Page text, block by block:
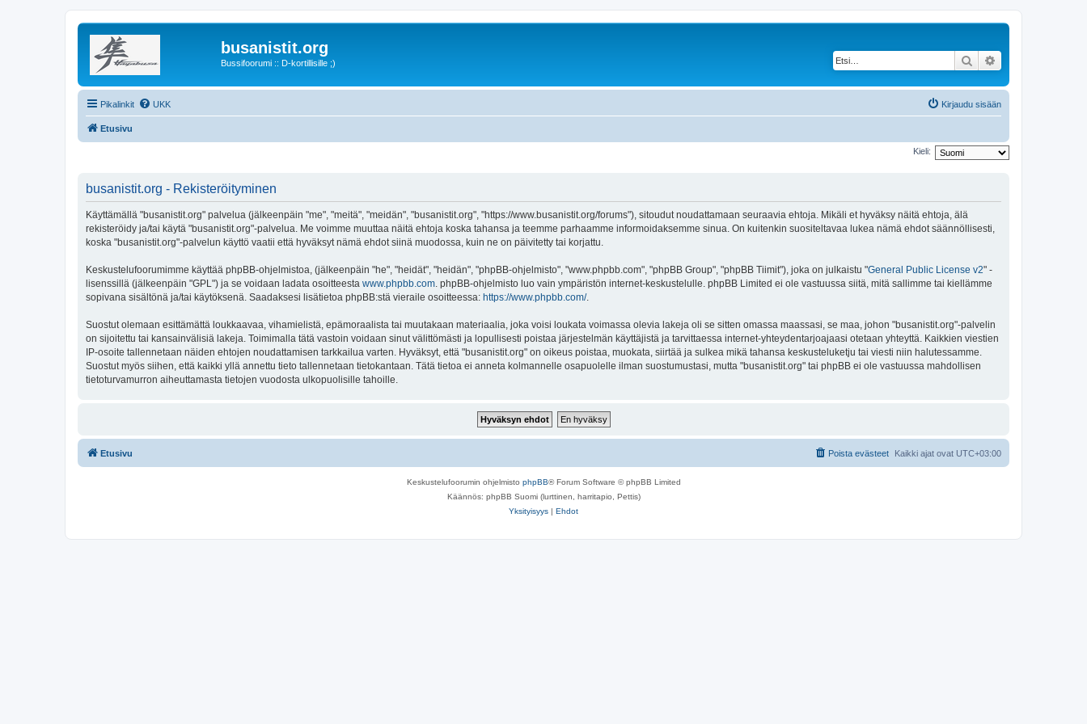
busanistit.org
Bussifoorumi :: D-kortillisille ;) Etsi
Pikalinkit UKK Kirjaudu sisään
Etusivu
Kieli:
busanistit.org - Rekisteröityminen
Käyttämällä "busanistit.org" palvelua (jälkeenpäin "me", "meitä", "meidän", "busanistit.org", "https://www.busanistit.org/forums"), sitoudut noudattamaan seuraavia ehtoja. Mikäli et hyväksy näitä ehtoja, älä
rekisteröidy ja/tai käytä "busanistit.org"-palvelua. Me voimme muuttaa näitä ehtoja koska tahansa ja teemme parhaamme informoidaksemme sinua. On kuitenkin suositeltavaa lukea nämä ehdot säännöllisesti,
koska "busanistit.org"-palvelun käyttö vaatii että hyväksyt nämä ehdot siinä muodossa, kuin ne on päivitetty tai korjattu.
Keskustelufoorumimme käyttää phpBB-ohjelmistoa, (jälkeenpäin "he", "heidät", "heidän", "phpBB-ohjelmisto", "www.phpbb.com", "phpBB Group", "phpBB Tiimit"), joka on julkaistu "General Public License v2" -
lisenssillä (jälkeenpäin "GPL") ja se voidaan ladata osoitteesta www.phpbb.com. phpBB-ohjelmisto luo vain ympäristön internet-keskustelulle. phpBB Limited ei ole vastuussa siitä, mitä sallimme tai kiellämme
sopivana sisältönä ja/tai käytöksenä. Saadaksesi lisätietoa phpBB:stä vieraile osoitteessa: https://www.phpbb.com/.
Suostut olemaan esittämättä loukkaavaa, vihamielistä, epämoraalista tai muutakaan materiaalia, joka voisi loukata voimassa olevia lakeja oli se sitten omassa maassasi, se maa, johon "busanistit.org"-palvelin
on sijoitettu tai kansainvälisiä lakeja. Toimimalla tätä vastoin voidaan sinut välittömästi ja lopullisesti poistaa järjestelmän käyttäjistä ja tarvittaessa internet-yhteydentarjoajaasi otetaan yhteyttä. Kaikkien viestien
IP-osoite tallennetaan näiden ehtojen noudattamisen tarkkailua varten. Hyväksyt, että "busanistit.org" on oikeus poistaa, muokata, siirtää ja sulkea mikä tahansa keskusteluketju tai viesti niin halutessamme.
Suostut myös siihen, että kaikki yllä annettu tieto tallennetaan tietokantaan. Tätä tietoa ei anneta kolmannelle osapuolelle ilman suostumustasi, mutta "busanistit.org" tai phpBB ei ole vastuussa mahdollisen
tietoturvamurron aiheuttamasta tietojen vuodosta ulkopuolisille tahoille.
Etusivu Kaikki ajat ovat UTC+03:00
Poista evästeet
Keskustelufoorumin ohjelmisto phpBB® Forum Software © phpBB Limited
Käännös: phpBB Suomi (lurttinen, harritapio, Pettis)
Yksityisyys | Ehdot